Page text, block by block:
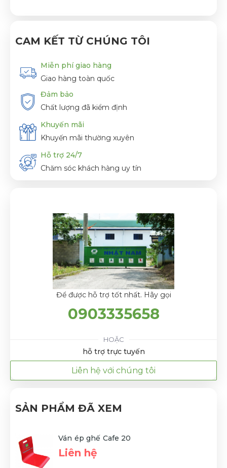
CAM KẾT TỪ CHÚNG TÔI
Miễn phí giao hàng
Giao hàng toàn quốc
Đảm bảo
Chất lượng đã kiểm định
Khuyến mãi
Khuyến mãi thường xuyên
Hỗ trợ 24/7
Chăm sóc khách hàng uy tín
Để được hỗ trợ tốt nhất. Hãy gọi
0903335658
HOẶC
hỗ trợ trực tuyến
Liên hệ với chúng tôi
SẢN PHẨM ĐÃ XEM
Ván ép ghế Cafe 20
Liên hệ